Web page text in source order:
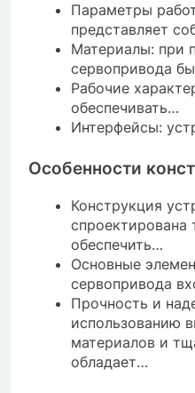
Параметры
представляет
Материалы: при
сервопривода
Рабочие
обеспечивать…
Интерфейсы:
Особенности
Конструкция
спроектирована
обеспечить…
Основные
сервопривода
Прочность и
использованию
материалов и
обладает…